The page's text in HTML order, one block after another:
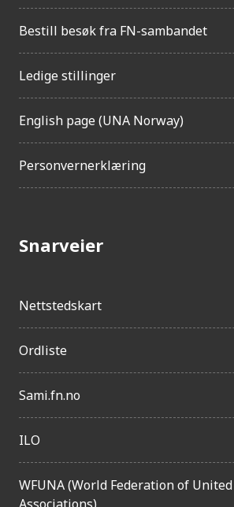
Bestill besøk fra FN-sambandet
Ledige stillinger
English page (UNA Norway)
Personvernerklæring
Snarveier
Nettstedskart
Ordliste
Sami.fn.no
ILO
WFUNA (World Federation of